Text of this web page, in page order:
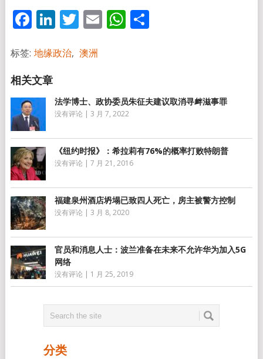
Facebook
LinkedIn
Twitter
EmailWhatsApp
分
标签: 地缘政治, 澳洲
法学博士、政协委员朱征夫建议取消寻衅滋事罪
没有评论 3 月 7, 2022
《纽约时报》：希拉莉有76%的概率打败特朗普
没有评论 7 月 21, 2016
福建泉州酒店坍塌已致四人死亡，房主被警方控制
没有评论 3 月 8, 2020
官员和消息人士：波兰准备在未来不允许华为加入5G
网络
没有评论 1 月 25, 2019
分类